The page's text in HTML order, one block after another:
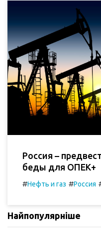
Россия –
беды для ОПЕК+
#Нефть и газ #Россия
Найпопулярніше